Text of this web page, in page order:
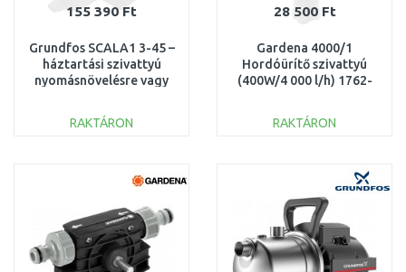
155 390 Ft
Grundfos SCALA1 3-45 –
háztartási szivattyú
nyomásnövelésre vagy
99530405
RAKTÁRON
Összehasonlítás
28 500 Ft
Gardena 4000/1
Hordóürítő szivattyú
(400W/4 000 l/h) 1762-
RAKTÁRON